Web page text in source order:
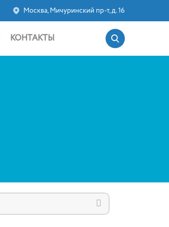
Москва, Мичуринский пр-т, д. 16
КОНТАКТЫ